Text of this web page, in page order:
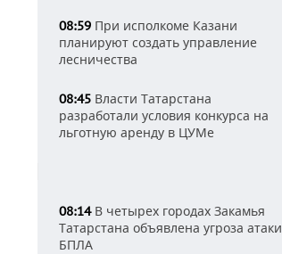
08:59 При исполкоме Казани
планируют создать управление
лесничества
08:45 Власти Татарстана
разработали условия конкурса на
льготную аренду в ЦУМе
08:14В четырех городах Закамья
Татарстана объявлена угроза атаки
БПЛА